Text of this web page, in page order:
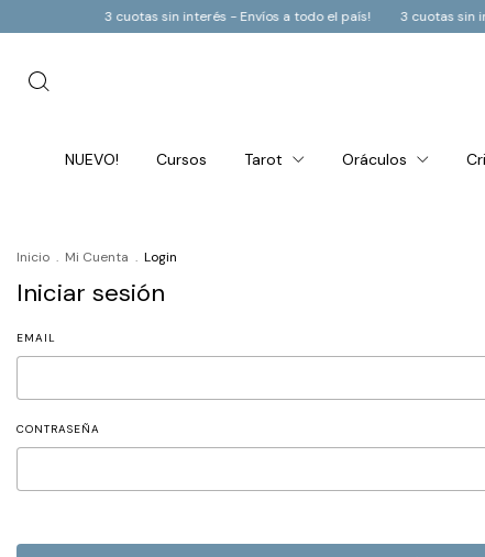
3 cuotas sin interés - Envíos a todo el país! 3 cuotas sin interés -
NUEVO! Cursos Tarot Oráculos
Inicio . Mi Cuenta . Login
Iniciar sesión
EMAIL
CONTRASEÑA